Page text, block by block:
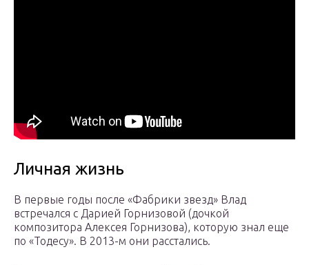
Личная жизнь
В первые годы после «Фабрики звезд» Влад
встречался с Дарией Горнизовой (дочкой
композитора Алексея Горнизова), которую знал еще
по «Тодесу». В 2013-м они расстались.